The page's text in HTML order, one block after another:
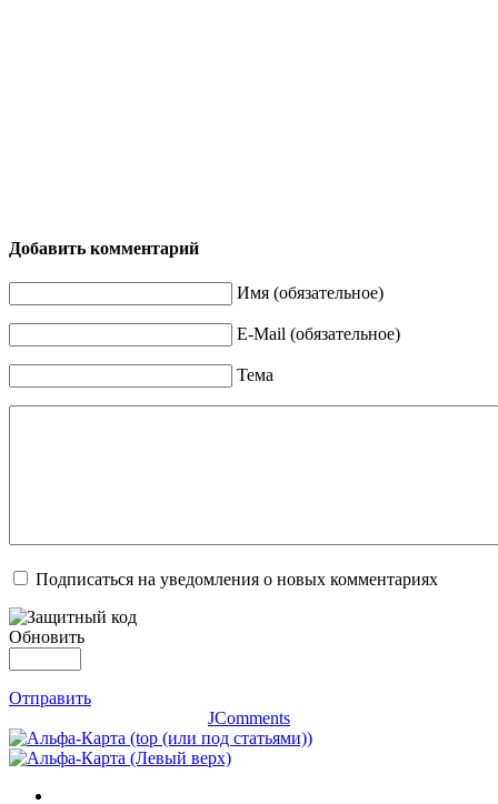
Добавить комментарий
Имя (обязательное)
E-Mail (обязательное)
Тема
Подписаться на уведомления о новых комментариях
Обновить
Отправить
JComments